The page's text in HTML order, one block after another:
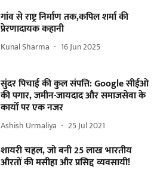
गांव से राष्ट्र निर्माण तक,कपिल शर्मा की
प्रेरणादायक कहानी
Kunal Sharma 16 Jun 2025
सुंदर पिचाई की कुल संपत्ति: Google सीईओ
की पगार, जमीन-जायदाद और समाजसेवा के
कार्यों पर एक नजर
Ashish Urmaliya 25 Jul 2021
शायरी चहल, जो बनी 25 लाख भारतीय
औरतों की मसीहा और प्रसिद्द व्यवसायी!